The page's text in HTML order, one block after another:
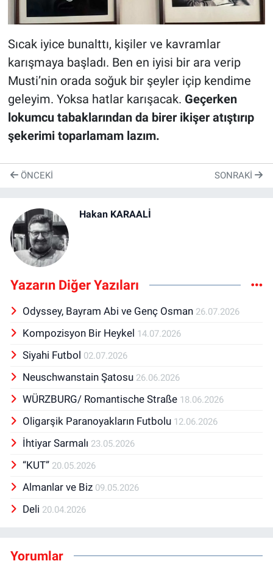
Sıcak iyice bunalttı, kişiler ve kavramlar
karışmaya başladı. Ben en iyisi bir ara verip
Musti’nin orada soğuk bir şeyler içip kendime
geleyim. Yoksa hatlar karışacak. Geçerken
lokumcu tabaklarından da birer ikişer atıştırıp
şekerimi toparlamam lazım.
ÖNCEKI SONRAKI
Hakan KARAALİ
Yazarın Diğer Yazıları
Odyssey, Bayram Abi ve Genç Osman 26.07.2026
Kompozisyon Bir Heykel 14.07.2026
Siyahi Futbol 02.07.2026
Neuschwanstain Şatosu 26.06.2026
WÜRZBURG/ Romantische Straße 18.06.2026
Oligarşik Paranoyakların Futbolu 12.06.2026
İhtiyar Sarmalı 23.05.2026
“KUT” 20.05.2026
Almanlar ve Biz 09.05.2026
Deli 20.04.2026
Yorumlar